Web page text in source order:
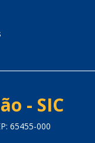
- SIC
65455-000